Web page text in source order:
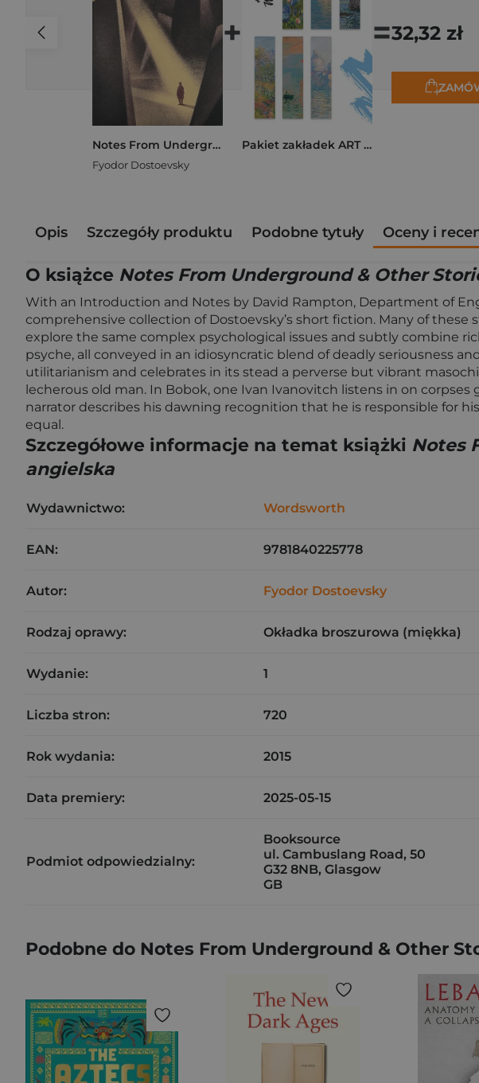
Notes From Underground & Other Stories. Wordsworth Classics wer. angielska
Fyodor Dostoevsky
+
Pakiet zakładek ART Monet
=32,32 zł
Opis Szczegóły produktu Podobne tytuły Oceny i
O książce Notes From Underground & Other
With an Introduction and Notes by David Rampton, Department of
comprehensive collection of Dostoevsky’s short fiction. Many of these
explore the same complex psychological issues and subtly combine
psyche, all conveyed in an idiosyncratic blend of deadly seriousness
utilitarianism and celebrates in its stead a perverse but vibrant
lecherous old man. In Bobok, one Ivan Ivanovitch listens in on
narrator describes his dawning recognition that he is responsible for
equal.
Szczegółowe informacje na temat książki Notes
angielska
Wydawnictwo: Wordsworth
EAN: 9781840225778
Autor: Fyodor Dostoevsky
Rodzaj oprawy: Okładka broszurowa (miękka)
Wydanie: 1
Liczba stron: 720
Rok wydania: 2015
Data premiery: 2025-05-15
Podmiot odpowiedzialny:
Booksource
ul. Cambuslang Road, 50
G32 8NB, Glasgow
GB
Podobne do Notes From Underground & Other